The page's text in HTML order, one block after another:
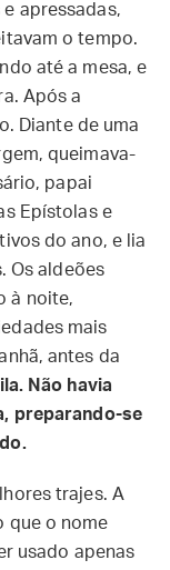
apressadas,
o tempo.
até a mesa, e
Após a
Diante de uma
queimava-
papai
Epístolas e
do ano, e lia
Os aldeões
à noite,
mais
antes da
Não havia
preparando-se
trajes. A
que o nome
usado apenas